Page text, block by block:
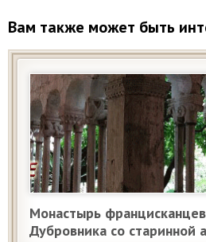
Вам также может быть
Монастырь
Дубровника со старинной